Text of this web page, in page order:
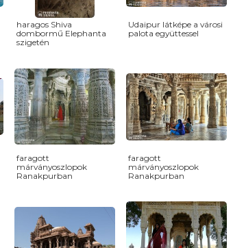
haragos Shiva
dombormű Elephanta
szigetén
Udaipur látképe a városi
palota együttessel
faragott
márványoszlopok
Ranakpurban
faragott
márványoszlopok
Ranakpurban